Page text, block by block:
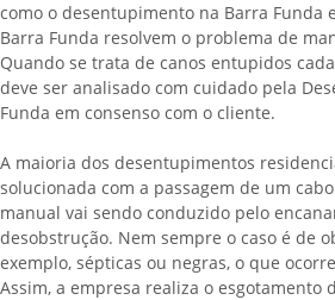
como o desentupimento na Barra Funda
Barra Funda resolvem o problema de
Quando se trata de canos entupidos
deve ser analisado com cuidado pela
Funda em consenso com o cliente.
A maioria dos desentupimentos
solucionada com a passagem de um
manual vai sendo conduzido pelo
desobstrução. Nem sempre o caso é de
exemplo, sépticas ou negras, o que
Assim, a empresa realiza o esgotamento